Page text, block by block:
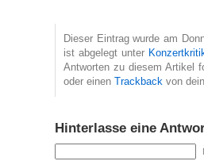
Dieser Eintrag wurde am
ist abgelegt unter
Antworten zu diesem Artikel
oder einen Trackback von
Hinterlasse eine